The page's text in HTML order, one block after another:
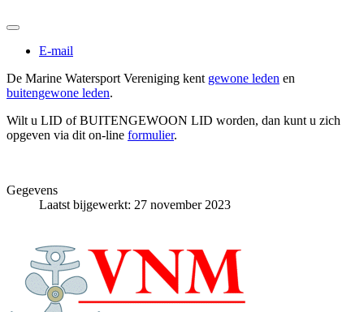
E-mail
De Marine Watersport Vereniging kent gewone leden en
buitengewone leden.
Wilt u LID of BUITENGEWOON LID worden, dan kunt u zich
opgeven via dit on-line formulier.
Gegevens
Laatst bijgewerkt: 27 november 2023